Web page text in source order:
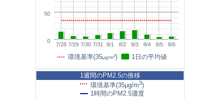
7/28 7/29 7/30 7/31 8/1 8/2 8/3 8/4 8/5 8/6
0
50
環境基準(35μg/m3) 1日の平均値
1週間のPM2.5の推移
環境基準(35μg/m3)
1時間のPM2.5濃度